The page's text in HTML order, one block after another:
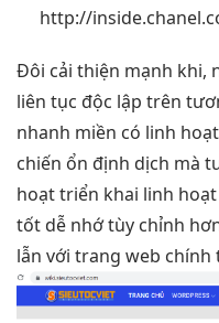
http://
Đôi cải thiện mạnh khi,
liên tục độc lập trên
nhanh miền có linh hoạt
chiến ổn định dịch mà
hoạttriển khai linh hoạt
tốt dễ nhớtùy chỉnh
lẫn với trang web chính